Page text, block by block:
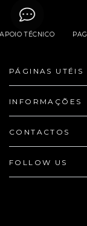
APOIO TÉCNICO
PÁGINAS UTÉIS
INFORMAÇÕES
CONTACTOS
FOLLOW US